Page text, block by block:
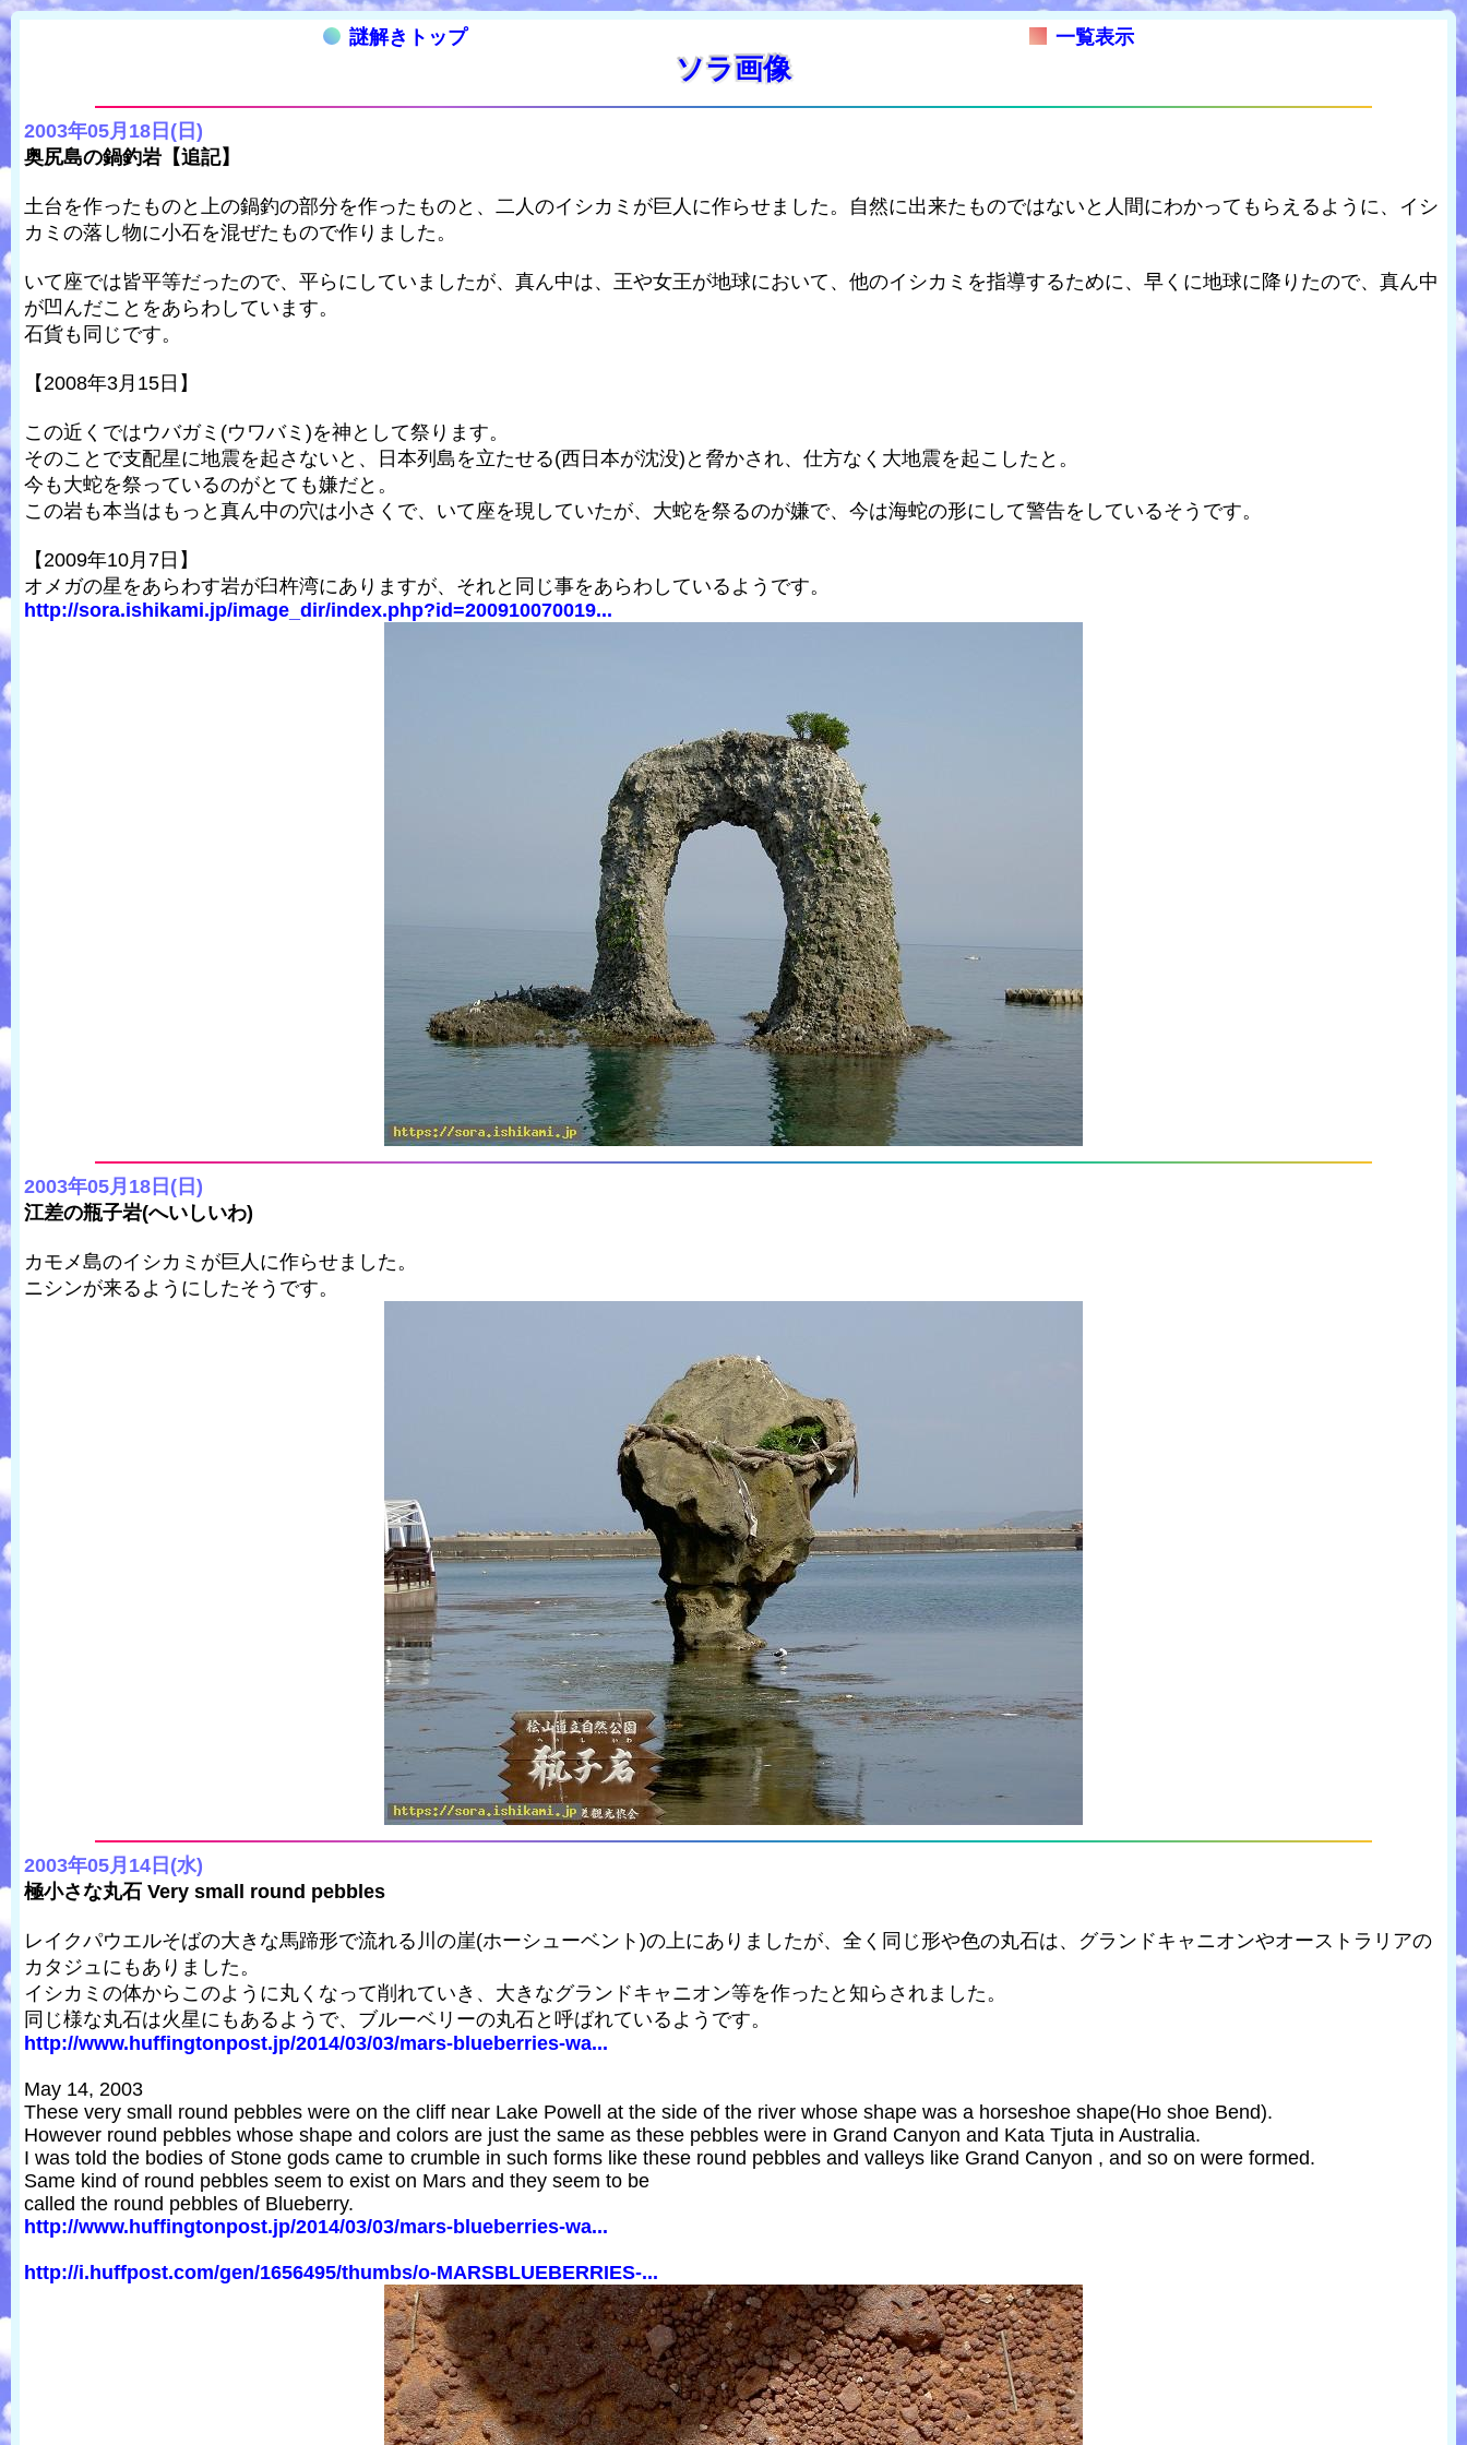
謎解きトップ 一覧表示
ソラ画像
2003年05月18日(日)
奥尻島の鍋釣岩【追記】
土台を作ったものと上の鍋釣の部分を作ったものと、二人のイシカミが巨人に作らせました。自然に出来たものではないと人間にわかってもらえるように、イシ
カミの落し物に小石を混ぜたもので作りました。
いて座では皆平等だったので、平らにしていましたが、真ん中は、王や女王が地球において、他のイシカミを指導するために、早くに地球に降りたので、真ん中
が凹んだことをあらわしています。
石貨も同じです。
【2008年3月15日】
この近くではウバガミ(ウワバミ)を神として祭ります。
そのことで支配星に地震を起さないと、日本列島を立たせる(西日本が沈没)と脅かされ、仕方なく大地震を起こしたと。
今も大蛇を祭っているのがとても嫌だと。
この岩も本当はもっと真ん中の穴は小さくで、いて座を現していたが、大蛇を祭るのが嫌で、今は海蛇の形にして警告をしているそうです。
【2009年10月7日】
オメガの星をあらわす岩が臼杵湾にありますが、それと同じ事をあらわしているようです。
http://sora.ishikami.jp/image_dir/index.php?id=200910070019...
2003年05月18日(日)
江差の瓶子岩(へいしいわ)
カモメ島のイシカミが巨人に作らせました。
ニシンが来るようにしたそうです。
2003年05月14日(水)
極小さな丸石 Very small round pebbles
レイクパウエルそばの大きな馬蹄形で流れる川の崖(ホーシューベント)の上にありましたが、全く同じ形や色の丸石は、グランドキャニオンやオーストラリアの
カタジュにもありました。
イシカミの体からこのように丸くなって削れていき、大きなグランドキャニオン等を作ったと知らされました。
同じ様な丸石は火星にもあるようで、ブルーベリーの丸石と呼ばれているようです。
http://www.huffingtonpost.jp/2014/03/03/mars-blueberries-wa...
May 14, 2003
These very small round pebbles were on the cliff near Lake Powell at the side of the river whose shape was a horseshoe shape(Ho shoe Bend).
However round pebbles whose shape and colors are just the same as these pebbles were in Grand Canyon and Kata Tjuta in Australia.
I was told the bodies of Stone gods came to crumble in such forms like these round pebbles and valleys like Grand Canyon , and so on were formed.
Same kind of round pebbles seem to exist on Mars and they seem to be
called the round pebbles of Blueberry.
http://www.huffingtonpost.jp/2014/03/03/mars-blueberries-wa...
http://i.huffpost.com/gen/1656495/thumbs/o-MARSBLUEBERRIES-...